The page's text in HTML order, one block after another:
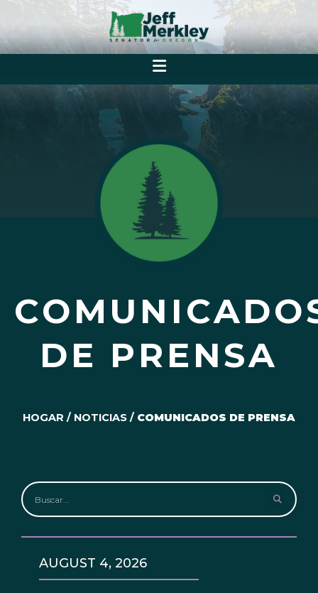
DE PRENSA
HOGAR / NOTICIAS / COMUNICADOS DE PRENSA
AUGUST 4, 2026